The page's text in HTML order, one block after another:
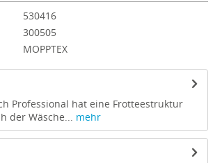
530416
300505
MOPPTEX
Professional hat eine Frotteestruktur
der Wäsche... mehr